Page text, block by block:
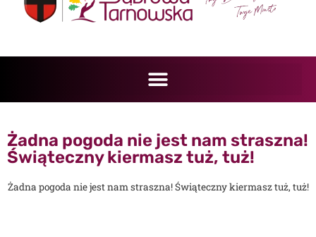
Żadna pogoda nie jest nam straszna!
Świąteczny kiermasz tuż, tuż!
Żadna pogoda nie jest nam straszna! Świąteczny kiermasz tuż, tuż!